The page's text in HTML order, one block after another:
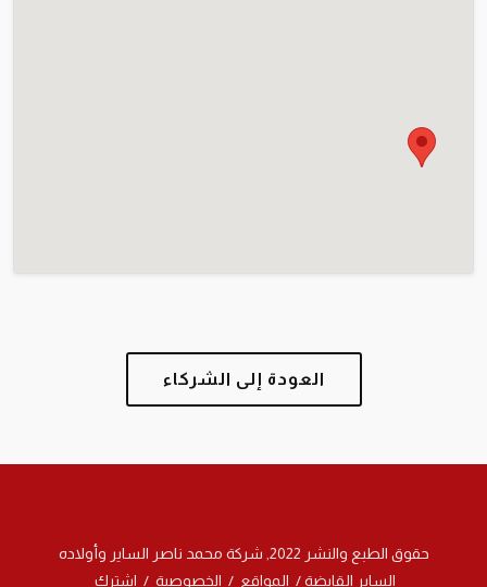
العودة إلى الشركاء
حقوق الطبع والنشر 2022, شركة محمد ناصر الساير وأولاده
الساير القابضة/ المواقع / الخصوصية / اشترك